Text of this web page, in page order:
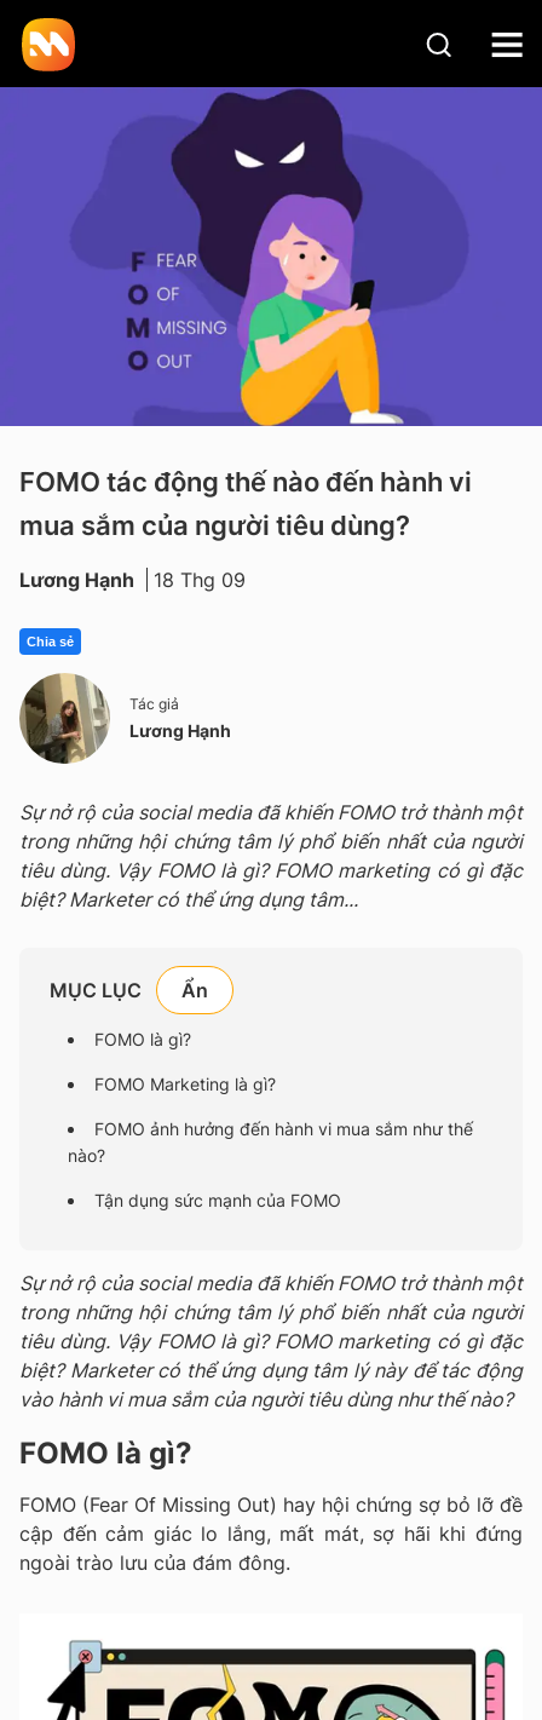
FOMO tác động thế nào đến hành vi
mua sắm của người tiêu dùng?
Lương Hạnh 18 Thg 09
Chia sẻ
Tác giả
Lương Hạnh
Sự nở rộ của social media đã khiến FOMO trở thành một
trong những hội chứng tâm lý phổ biến nhất của người
tiêu dùng. Vậy FOMO là gì? FOMO marketing có gì đặc
biệt? Marketer có thể ứng dụng tâm...
MỤC LỤC
FOMO là gì?
FOMO Marketing là gì?
FOMO ảnh hưởng đến hành vi mua sắm như thế
nào?
Tận dụng sức mạnh của FOMO
Sự nở rộ của social media đã khiến FOMO trở thành một
trong những hội chứng tâm lý phổ biến nhất của người
tiêu dùng. Vậy FOMOlà gì? FOMOmarketing có gì đặc
biệt? Marketer có thể ứng dụng tâm lý này để tác động
vào hành vi mua sắm của người tiêu dùng như thế nào?
FOMO là gì?
FOMO (Fear Of Missing Out) hay hội chứng sợ bỏ lỡ đề
cập đến cảm giác lo lắng, mất mát, sợ hãi khi đứng
ngoài trào lưu của đám đông.